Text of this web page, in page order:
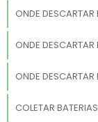
ONDE
ONDE
ONDE DESCARTAR
COLETAR BATERIAS